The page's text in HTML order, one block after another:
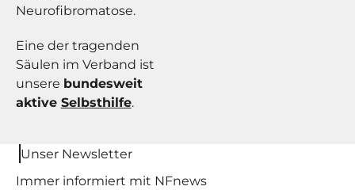
Neurofibromatose.
Eine der tragenden
Säulen im Verband ist
unsere bundesweit
aktive Selbsthilfe.
Unser Newsletter
Immer informiert mit NFnews